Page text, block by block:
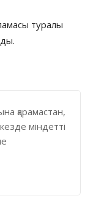
туралы
қарамастан,
міндетті